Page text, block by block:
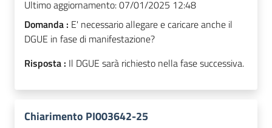
Ultimo aggiornamento:07/01/2025 12:48
Domanda : E' necessario allegare e caricare anche il
DGUE in fase di manifestazione?
Risposta : Il DGUE sarà richiesto nella fase successiva.
Chiarimento PI003642-25